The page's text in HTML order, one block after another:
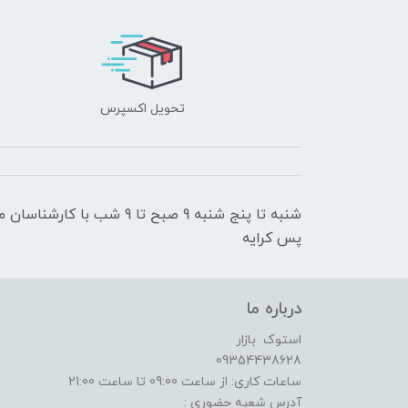
تحویل اکسپرس
شنبه تا پنج شنبه 9 صبح
پس کرایه
درباره ما
استوک بازار
09354438628
ساعات کاری: از ساعت 09:00 تا ساعت 21:00
آدرس شعبه حضوری :